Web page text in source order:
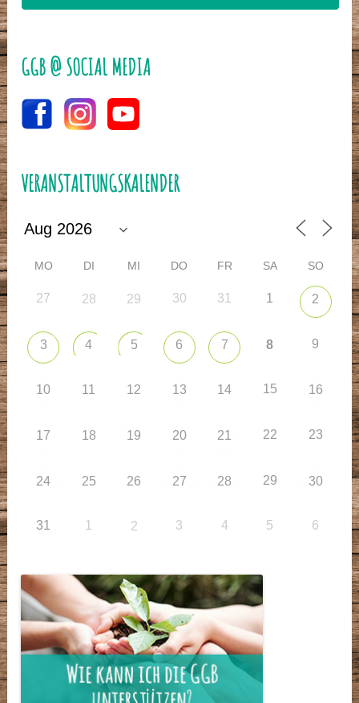
GGB @ SOCIAL MEDIA
VERANSTALTUNGSKALENDER
MO DI MI DO FR SA SO
27 28 29 30 31 1 2
3 4 5 6 7 8 9
10 11 12 13 14 15 16
17 18 19 20 21 22 23
24 25 26 27 28 29 30
31 1 2 3 4 5 6